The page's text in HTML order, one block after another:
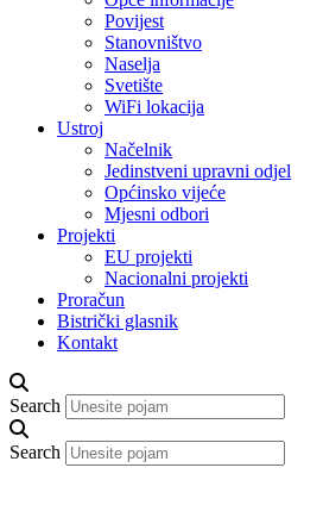
Povijest
Stanovništvo
Naselja
Svetište
WiFi lokacija
Ustroj
Načelnik
Jedinstveni upravni odjel
Općinsko vijeće
Mjesni odbori
Projekti
EU projekti
Nacionalni projekti
Proračun
Bistrički glasnik
Kontakt
Search
Search